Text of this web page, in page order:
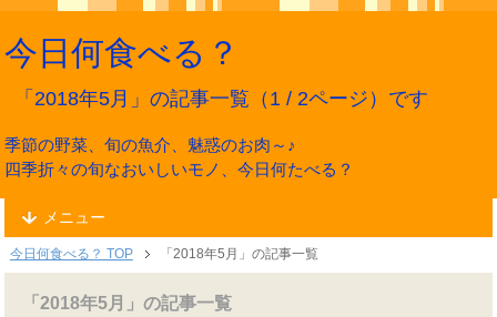
今日何食べる？
「2018年5月」の記事一覧（1 / 2ページ）です
季節の野菜、旬の魚介、魅惑のお肉～♪
四季折々の旬なおいしいモノ、今日何たべる？
メニュー
今日何食べる？ TOP 「2018年5月」の記事一覧
「2018年5月」の記事一覧